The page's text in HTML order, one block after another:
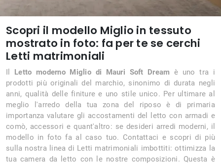
Scopri il modello Miglio in tessuto
mostrato in foto: fa per te se cerchi
Letti matrimoniali
Il Letto moderno Miglio di Mauri Soft Dream è uno tra i
prodotti più originali del marchio, sinonimo di durata negli
anni, qualità delle finiture e uno stile unico. Per ultimare al
meglio l'arredo della tua zona del riposo è di primaria
importanza valutare gli accostamenti del letto con armadi e
comò, accessori e quant'altro: se desideri arredi moderni, il
modello in foto fa al caso tuo. Contattaci e scopri di più
sulla nostra linea di Letti matrimoniali imbottiti: ottimizza la
tua camera da letto con le nostre composizioni. Questa è